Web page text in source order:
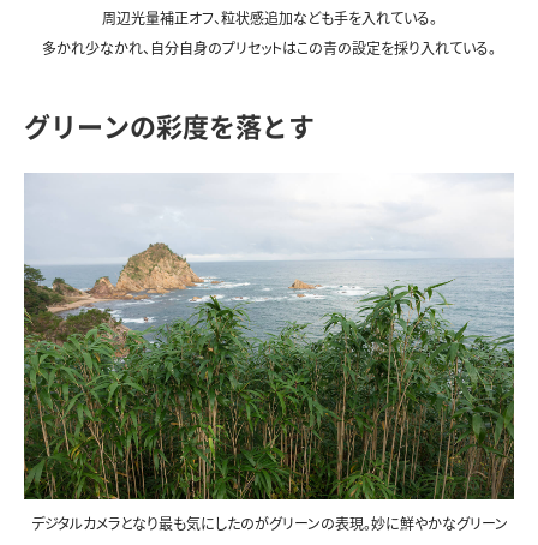
周辺光量補正オフ、粒状感追加なども手を入れている。
多かれ少なかれ、自分自身のプリセットはこの青の設定を採り入れている。
グリーンの彩度を落とす
デジタルカメラとなり最も気にしたのがグリーンの表現。妙に鮮やかなグリーン